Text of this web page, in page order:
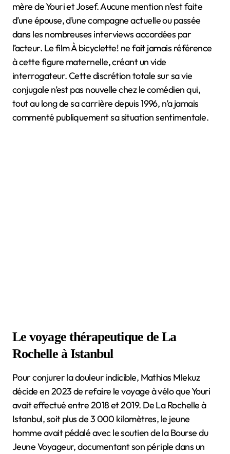
mère de Youri et Josef. Aucune mention n’est faite
d’une épouse, d’une compagne actuelle ou passée
dans les nombreuses interviews accordées par
l’acteur. Le film À bicyclette! ne fait jamais référence
à cette figure maternelle, créant un vide
interrogateur. Cette discrétion totale sur sa vie
conjugale n’est pas nouvelle chez le comédien qui,
tout au long de sa carrière depuis 1996, n’a jamais
commenté publiquement sa situation sentimentale.
Le voyage thérapeutique de La
Rochelle à Istanbul
Pour conjurer la douleur indicible, Mathias Mlekuz
décide en 2023 de refaire le voyage à vélo que Youri
avait effectué entre 2018 et 2019. De La Rochelle à
Istanbul, soit plus de 3 000 kilomètres, le jeune
homme avait pédalé avec le soutien de la Bourse du
Jeune Voyageur, documentant son périple dans un